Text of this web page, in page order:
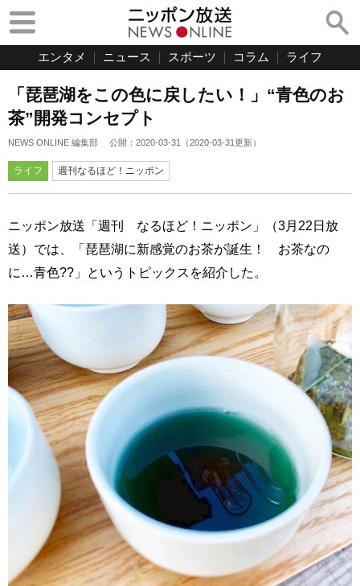
エンタメ ニュース スポーツ コラム ライフ
「琵琶湖をこの色に戻したい！」“青色のお
茶”開発コンセプト
NEWS ONLINE 編集部 公開： 2020-03-31 （2020-03-31更新）
ライフ 週刊なるほど！ニッポン
ニッポン放送「週刊 なるほど！ニッポン」（3月22日放
送）では、「琵琶湖に新感覚のお茶が誕生！ お茶なの
に…青色??」というトピックスを紹介した。